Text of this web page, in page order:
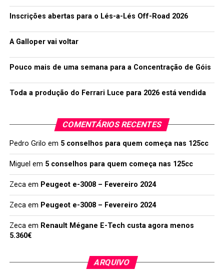
Inscrições abertas para o Lés-a-Lés Off-Road 2026
A Galloper vai voltar
Pouco mais de uma semana para a Concentração de Góis
Toda a produção do Ferrari Luce para 2026 está vendida
COMENTÁRIOS RECENTES
Pedro Grilo em 5 conselhos para quem começa nas 125cc
Miguel em 5 conselhos para quem começa nas 125cc
Zecaem Peugeot e-3008 – Fevereiro 2024
Zecaem Peugeot e-3008 – Fevereiro 2024
Zecaem Renault Mégane E-Tech custa agora menos
5.360€
ARQUIVO